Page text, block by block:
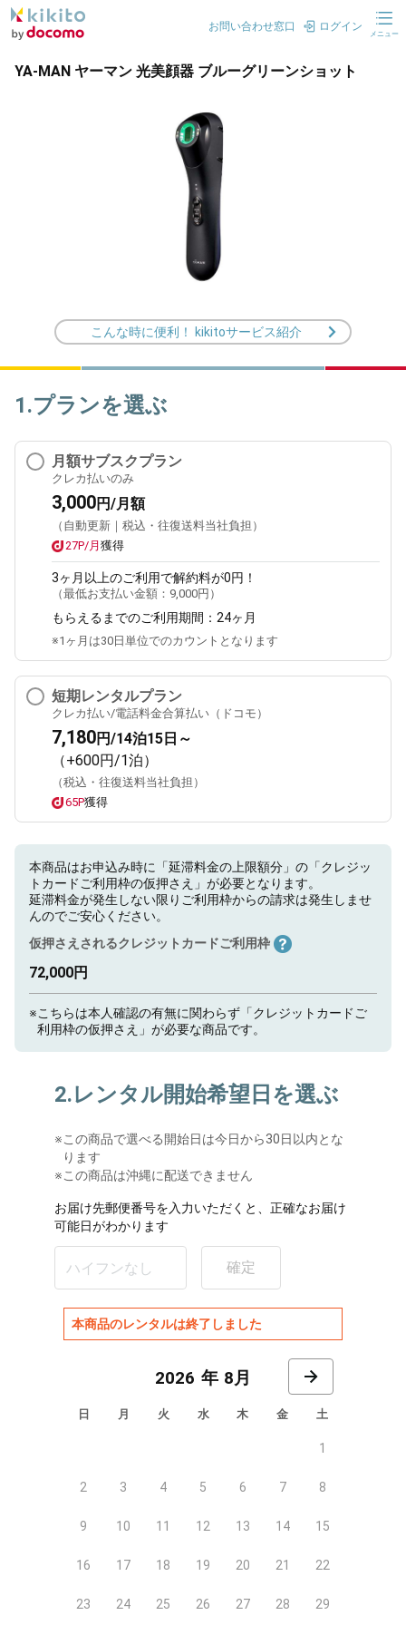
お問い合わせ窓口 ログイン
メニュー
YA-MAN ヤーマン 光美顔器 ブルーグリーンショット
こんな時に便利！ kikitoサービス紹介
1.プランを選ぶ
月額サブスクプラン
クレカ払いのみ
3,000円/月額
（自動更新｜税込・往復送料当社負担）
27P/月 獲得
3ヶ月 以上のご利用で解約料が0円！
（最低お支払い金額： 9,000円 ）
もらえるまでのご利用期間： 24ヶ月
※1ヶ月は30日単位でのカウントとなります
短期レンタルプラン
クレカ払い/電話料金合算払い（ドコモ）
7,180円/14泊15日～
（+600円/1泊）
（税込・往復送料当社負担）
65P獲得
本商品はお申込み時に「延滞料金の上限額分」の「クレジッ
トカードご利用枠の仮押さえ」が必要となります。
延滞料金が発生しない限りご利用枠からの請求は発生しませ
んのでご安心ください。
仮押さえされるクレジットカードご利用枠
72,000円
※こちらは本人確認の有無に関わらず「クレジットカードご
利用枠の仮押さえ」が必要な商品です。
2.レンタル開始希望日を選ぶ
※この商品で選べる開始日は今日から30日以内とな
ります
※この商品は沖縄に配送できません
お届け先郵便番号を入力いただくと、正確なお届け
可能日がわかります
確定
本商品のレンタルは終了しました
8月
日 月 火 水 木 金 土
1
2 3 4 5 6 7 8
9 10 11 12 13 14 15
16 17 18 19 20 21 22
23 24 25 26 27 28 29